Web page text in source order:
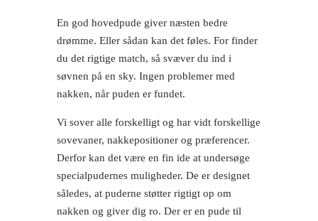
En god hovedpude giver næsten bedre
drømme. Eller sådan kan det føles. For finder
du det rigtige match, så svæver du ind i
søvnen på en sky. Ingen problemer med
nakken, når puden er fundet.
Vi sover alle forskelligt og har vidt forskellige
sovevaner, nakkepositioner og præferencer.
Derfor kan det være en fin ide at undersøge
specialpudernes muligheder. De er designet
således, at puderne støtter rigtigt op om
nakken og giver dig ro. Der er en pude til